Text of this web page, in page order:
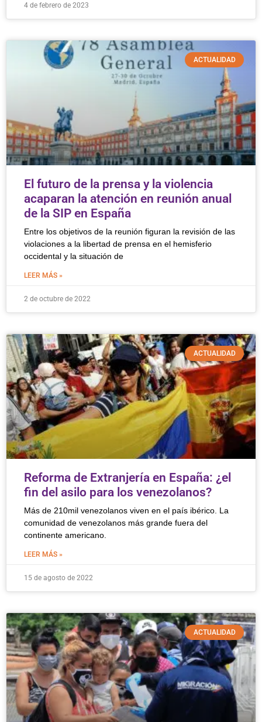
4 de febrero de 2023
ACTUALIDAD
El futuro de la prensa y la violencia
acaparan la atención en reunión anual
de la SIP en España
Entre los objetivos de la reunión figuran la revisión de las
violaciones a la libertad de prensa en el hemisferio
occidental y la situación de
LEER MÁS »
2 de octubre de 2022
ACTUALIDAD
Reforma de Extranjería en España: ¿el
fin del asilo para los venezolanos?
Más de 210mil venezolanos viven en el país ibérico. La
comunidad de venezolanos más grande fuera del
continente americano.
LEER MÁS »
15 de agosto de 2022
ACTUALIDAD